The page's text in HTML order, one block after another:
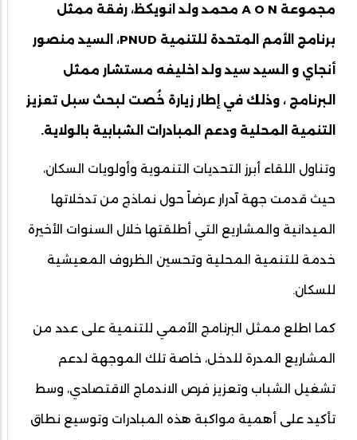
مجموعة A O N محمد ولد انويكظ، رفقة ممثل
برنامج الأمم المتحدة للتنمية PNUD، السيد منصور
أنجاي و السيد سيد ولد اخليفه مستشار ممثل
البرنامج ، وذلك في إطار زيارة خُصت لبحث سبل تعزيز
التنمية المحلية ودعم المبادرات الشبابية بالولاية.
وتناول اللقاء أبرز التحديات التنموية وأولويات السكان،
حيث قدمت جهة آدرار عرضاً حول نماذج من تدخلاتها
الميدانية والمشاريع التي أطلقتها خلال السنوات الأخيرة
خدمة للتنمية المحلية وتحسين الظروف المعيشية
للسكان.
كما اطلع ممثل البرنامج الأممي للتنمية على عدد من
المشاريع المدرة للدخل، خاصة تلك الموجهة لدعم
تشغيل الشباب وتعزيز فرص الاندماج الاقتصادي، وسط
تأكيد على أهمية مواكبة هذه المبادرات وتوسيع نطاق